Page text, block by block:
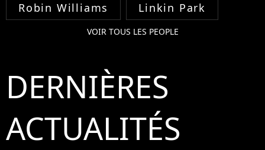
Robin Williams Linkin Park
VOIR TOUS LES PEOPLE
DERNIÈRES
ACTUALITÉS